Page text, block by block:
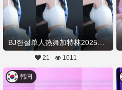
21 1011
韩国